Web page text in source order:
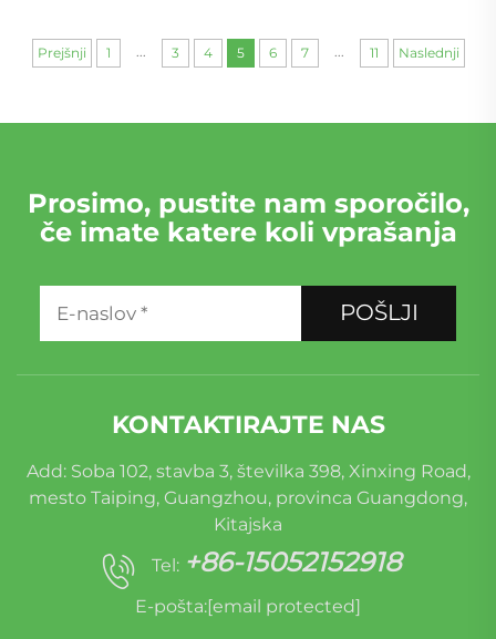
Prejšnji 1 3 4 5 6 7 11 Naslednji
Prosimo, pustite nam sporočilo,
če imate katere koli vprašanja
POŠLJI
KONTAKTIRAJTE NAS
Add: Soba 102, stavba 3, številka 398, Xinxing Road,
mesto Taiping, Guangzhou, provinca Guangdong,
Kitajska
Tel: +86-15052152918
E-pošta:[email protected]